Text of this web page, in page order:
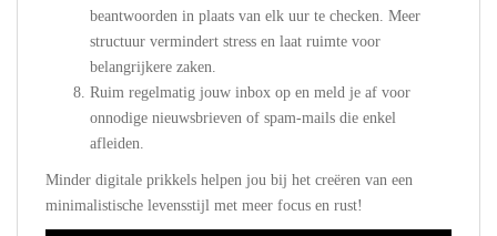
beantwoorden in plaats van elk uur te checken. Meer
structuur vermindert stress en laat ruimte voor
belangrijkere zaken.
Ruim regelmatig jouw inbox op en meld je af voor
onnodige nieuwsbrieven of spam-mails die enkel
afleiden.
Minder digitale prikkels helpen jou bij het creëren van een
minimalistische levensstijl met meer focus en rust!